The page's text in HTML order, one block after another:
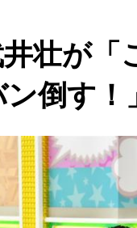
壮が「
倒す！